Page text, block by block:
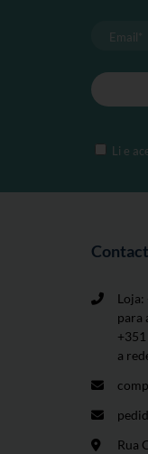
Li e
Loja:
para
a
Rua